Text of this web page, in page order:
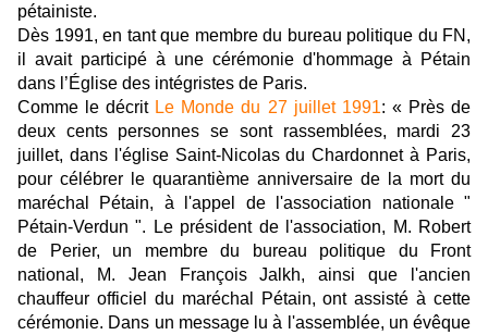
pétainiste.
Dès 1991, en tant que membre du bureau politique du FN,
il avait participé à une cérémonie d'hommage à Pétain
dans l’Église des intégristes de Paris.
Comme le décrit Le Monde du 27 juillet 1991: « Près de
deux cents personnes se sont rassemblées, mardi 23
juillet, dans l'église Saint-Nicolas du Chardonnet à Paris,
pour célébrer le quarantième anniversaire de la mort du
maréchal Pétain, à l'appel de l'association nationale "
Pétain-Verdun ". Le président de l'association, M. Robert
de Perier, un membre du bureau politique du Front
national, M. Jean François Jalkh, ainsi que l'ancien
chauffeur officiel du maréchal Pétain, ont assisté à cette
cérémonie. Dans un message lu à l'assemblée, un évêque